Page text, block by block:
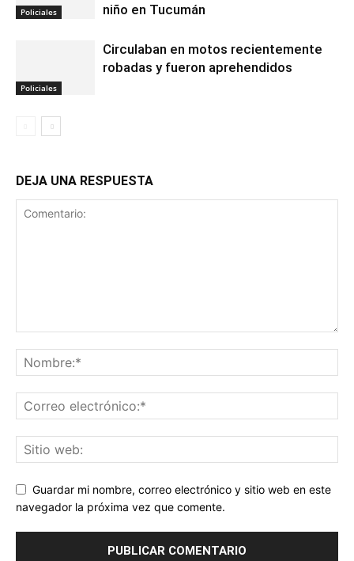
Policiales
niño en Tucumán
Policiales
Circulaban en motos recientemente
robadas y fueron aprehendidos
DEJA UNA RESPUESTA
Guardar mi nombre, correo electrónico y sitio web en este
navegador la próxima vez que comente.